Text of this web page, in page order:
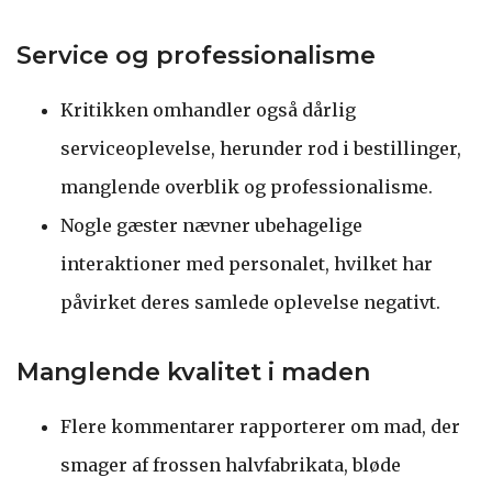
Service og professionalisme
Kritikken omhandler også dårlig
serviceoplevelse, herunder rod i bestillinger,
manglende overblik og professionalisme.
Nogle gæster nævner ubehagelige
interaktioner med personalet, hvilket har
påvirket deres samlede oplevelse negativt.
Manglende kvalitet i maden
Flere kommentarer rapporterer om mad, der
smager af frossen halvfabrikata, bløde